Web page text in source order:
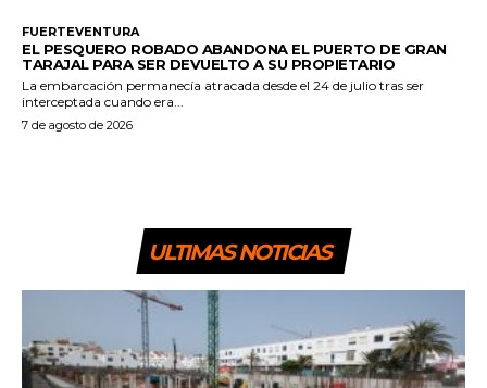
FUERTEVENTURA
EL PESQUERO ROBADO ABANDONA EL PUERTO DE GRAN
TARAJAL PARA SER DEVUELTO A SU PROPIETARIO
La embarcación permanecía atracada desde el 24 de julio tras ser
interceptada cuando era...
7 de agosto de 2026
ULTIMAS NOTICIAS